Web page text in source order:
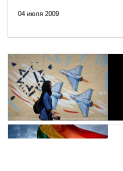
04 июля 2009